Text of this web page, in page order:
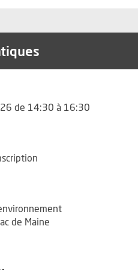
de 14:30 à 16:30
de Maine